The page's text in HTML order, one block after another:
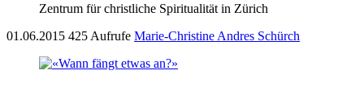
Zentrum für christliche Spiritualität in Zürich
01.06.2015 425 Aufrufe Marie-Christine Andres Schürch